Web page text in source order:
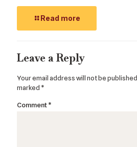
Read more
Leave a Reply
Your email address will not be
marked *
Comment*